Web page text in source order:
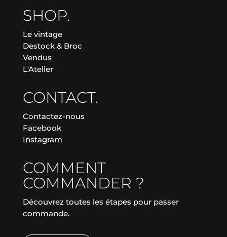
SHOP.
Le vintage
Destock & Broc
Vendus
L'Atelier
CONTACT.
Contactez-nous
Facebook
Instagram
COMMENT
COMMANDER ?
Découvrez toutes les étapes pour passer
commande.